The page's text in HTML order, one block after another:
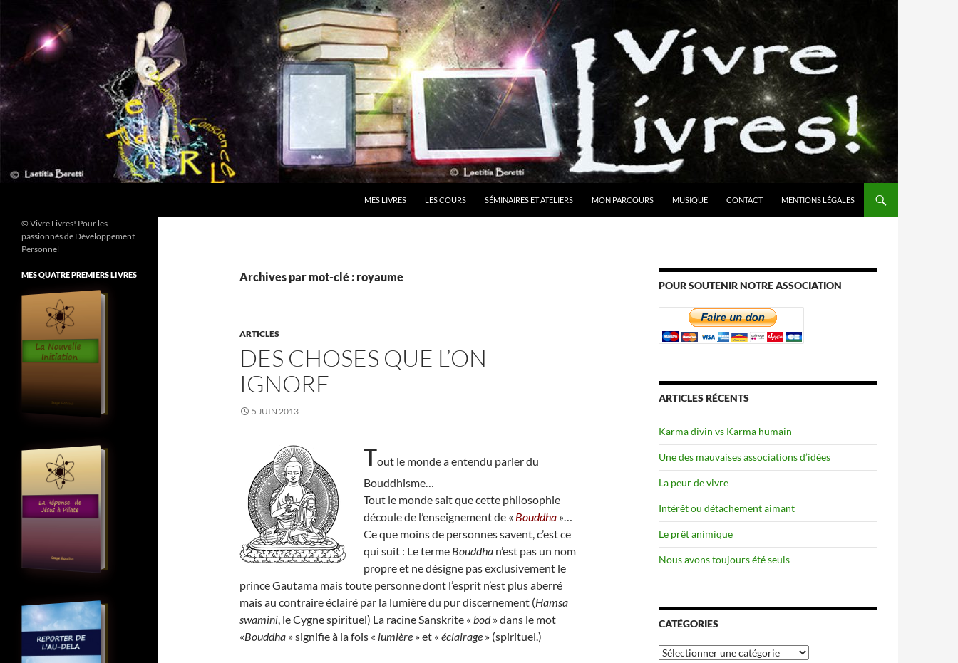
contenu
MES LIVRES LES COURS SÉMINAIRES ET ATELIERS MON PARCOURS MUSIQUE CONTACT MENTIONS LÉGALES
Archives par mot-clé : royaume
ARTICLES
DES CHOSES QUE L’ON
IGNORE
5 JUIN 2013
Tout le monde a entendu parler du
Bouddhisme…
Tout le monde sait que cette philosophie
découle de l’enseignement de « Bouddha »…
Ce que moins de personnes savent, c’est ce
qui suit : Le terme Bouddha n’est pas un nom
propre et ne désigne pas exclusivement le
prince Gautama mais toute personne dont l’esprit n’est plus aberré
mais au contraire éclairé par la lumière du pur discernement (Hamsa
swamini, le Cygne spirituel) La racine Sanskrite « bod» dans le mot
«Bouddha » signifie à la fois « lumière » et « éclairage » (spirituel.)
POUR SOUTENIR NOTRE ASSOCIATION
ARTICLES RÉCENTS
Karma divin vs Karma humain
Une des mauvaises associations d’idées
La peur de vivre
Intérêt ou détachement aimant
Le prêt animique
Nous avons toujours été seuls
CATÉGORIES
Catégories
© Vivre Livres! Pour les
passionnés de Développement
Personnel
MES QUATRE PREMIERS LIVRES